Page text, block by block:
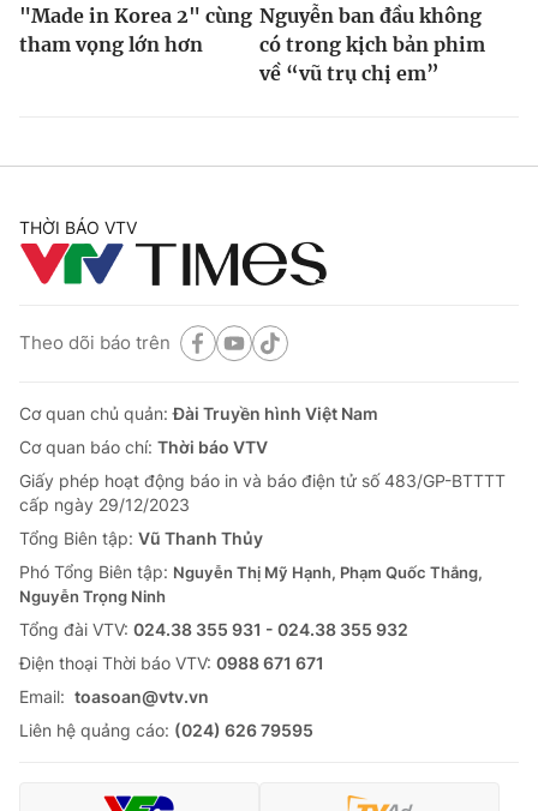
"Made in Korea 2" cùng
tham vọng lớn hơn
Nguyễn ban đầu không
có trong kịch bản phim
về “vũ trụ chị em”
THỜI BÁO VTV
Theo dõi báo trên
Cơ quan chủ quản:Đài Truyền hình Việt Nam
Cơ quan báo chí: Thời báo VTV
Giấy phép hoạt động báo in và báo điện tử số 483/GP-BTTTT
cấp ngày 29/12/2023
Tổng Biên tập: Vũ Thanh Thủy
Phó Tổng Biên tập: Nguyễn Thị Mỹ Hạnh, Phạm Quốc Thắng,
Nguyễn Trọng Ninh
Tổng đài VTV: 024.38 355 931 - 024.38 355 932
Ðiện thoại Thời báo VTV: 0988 671 671
Email: toasoan@vtv.vn
Liên hệ quảng cáo: (024) 626 79595